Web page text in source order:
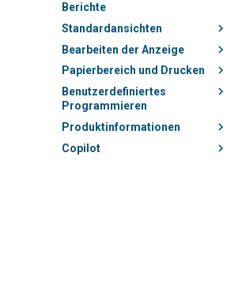
Berichte
Standardansichten
Bearbeiten der Anzeige
Papierbereich und Drucken
Benutzerdefiniertes
Programmieren
Produktinformationen
Copilot